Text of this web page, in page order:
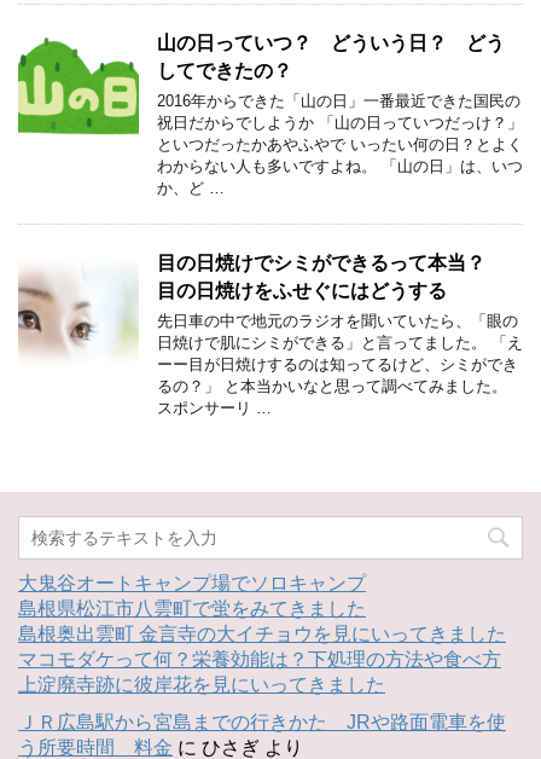
山の日っていつ？ どういう日？ どう
してできたの？
2016年からできた「山の日」一番最近できた国民の
祝日だからでしようか 「山の日っていつだっけ？」
といつだったかあやふやで いったい何の日？とよく
わからない人も多いですよね。 「山の日」は、いつ
か、ど …
目の日焼けでシミができるって本当？
目の日焼けをふせぐにはどうする
先日車の中で地元のラジオを聞いていたら、「眼の
日焼けで肌にシミができる」と言ってました。 「え
ーー目が日焼けするのは知ってるけど、シミができ
るの？」 と本当かいなと思って調べてみました。
スポンサーリ …
大鬼谷オートキャンプ場でソロキャンプ
島根県松江市八雲町で蛍をみてきました
島根奥出雲町 金言寺の大イチョウを見にいってきました
マコモダケって何？栄養効能は？下処理の方法や食べ方
上淀廃寺跡に彼岸花を見にいってきました
ＪＲ広島駅から宮島までの行きかた JRや路面電車を使
う所要時間 料金 に ひさぎ より